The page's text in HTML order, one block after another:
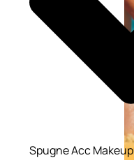
Spugne Acc Makeup